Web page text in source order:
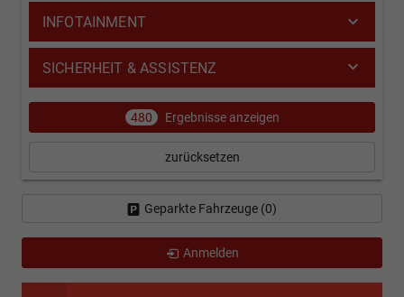
INFOTAINMENT
SICHERHEIT & ASSISTENZ
480 Ergebnisse anzeigen
zurücksetzen
Geparkte Fahrzeuge (0)
Anmelden